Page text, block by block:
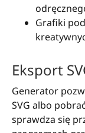
Grafiki
Eksport
Generator
SVG albo
sprawdza się